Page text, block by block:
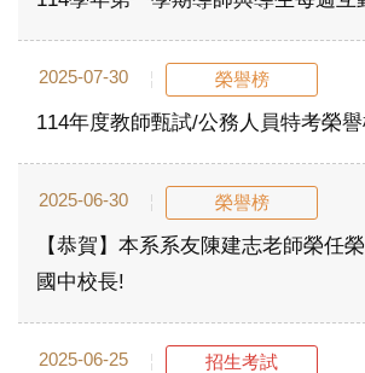
2025-07-30 榮譽榜
114年度教師甄試/公務人員特考榮
2025-06-30 榮譽榜
【恭賀】本系系友陳建志老師榮任
國中校長!
2025-06-25 招生考試